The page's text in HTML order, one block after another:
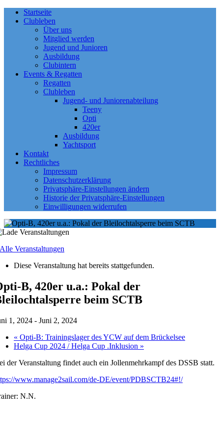
Startseite
Clubleben
Über uns
Mitglied werden
Jugend und Junioren
Ausbildung
Clubintern
Events & Regatten
Regatten
Clubleben
Jugend- und Juniorenabteilung
Teeny
Opti
420er
Ausbildung
Yachtsport
Kontakt
Rechtliches
Impressum
Datenschutzerklärung
Privatsphäre-Einstellungen ändern
Historie der Privatsphäre-Einstellungen
Einwilligungen widerrufen
Veranstaltungen
Diese Veranstaltung hat bereits stattgefunden.
B, 420er u.a.: Pokal der
beim SCTB
1, 2024 - Juni 2, 2024
« Opti-B: Trainingslager des YCW auf dem Brückelsee
Helga Cup 2024 / Helga Cup .Inklusion »
der Veranstaltung findet auch ein Jollenmehrkampf des DSSB statt.
www.manage2sail.com/de-DE/event/PDBSCTB24#!/
N.N.